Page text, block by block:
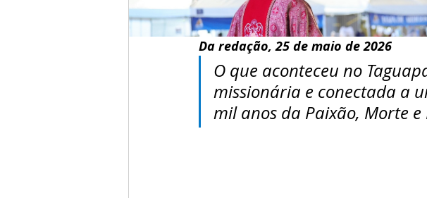
Da redação, 25 de maio de 2026
O que aconteceu no
missionária e conectada a
mil anos da Paixão, Morte e